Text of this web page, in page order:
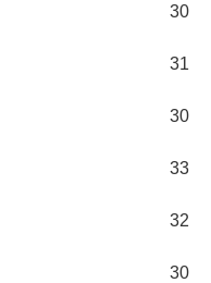
30
31
30
33
32
30